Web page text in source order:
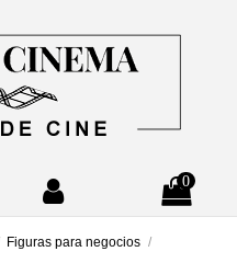
0
Figuras para negocios